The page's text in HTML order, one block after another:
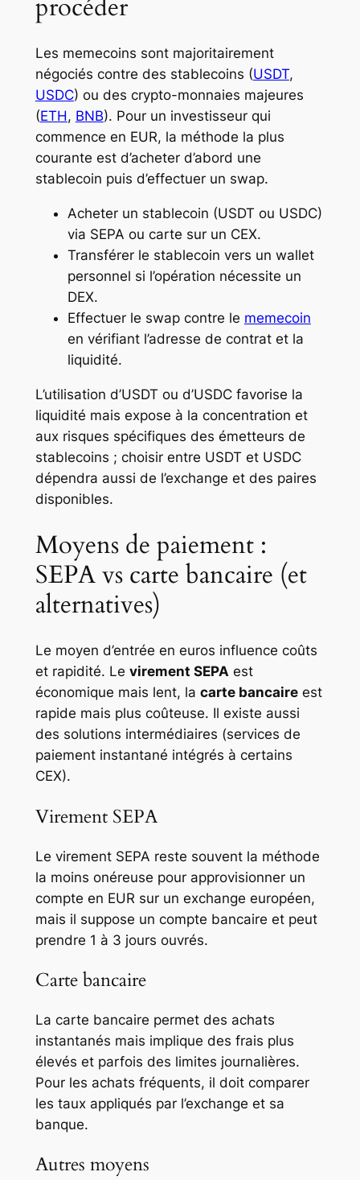
procéder
Les memecoins sont majoritairement
négociés contre des stablecoins (USDT,
USDC) ou des crypto-monnaies majeures
(ETH, BNB). Pour un investisseur qui
commence en EUR, la méthode la plus
courante est d’acheter d’abord une
stablecoin puis d’effectuer un swap.
Acheter un stablecoin (USDT ou USDC)
via SEPA ou carte sur un CEX.
Transférer le stablecoin vers un wallet
personnel si l’opération nécessite un
DEX.
Effectuer le swap contre le memecoin
en vérifiant l’adresse de contrat et la
liquidité.
L’utilisation d’USDT ou d’USDC favorise la
liquidité mais expose à la concentration et
aux risques spécifiques des émetteurs de
stablecoins ; choisir entre USDT et USDC
dépendra aussi de l’exchange et des paires
disponibles.
Moyens de paiement :
SEPA vs carte bancaire (et
alternatives)
Le moyen d’entrée en euros influence coûts
et rapidité. Le virement SEPAest
économique mais lent, la carte bancaireest
rapide mais plus coûteuse. Il existe aussi
des solutions intermédiaires (services de
paiement instantané intégrés à certains
CEX).
Virement SEPA
Le virement SEPA reste souvent la méthode
la moins onéreuse pour approvisionner un
compte en EUR sur un exchange européen,
mais il suppose un compte bancaire et peut
prendre 1 à 3 jours ouvrés.
Carte bancaire
La carte bancaire permet des achats
instantanés mais implique des frais plus
élevés et parfois des limites journalières.
Pour les achats fréquents, il doit comparer
les taux appliqués par l’exchange et sa
banque.
Autres moyens